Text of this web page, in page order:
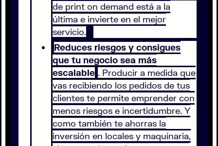
de print on demand está a la
última e invierte en el mejor
servicio.
Reduces riesgos y consigues
que tu negocio sea más
escalable . Producir a medida que
vas recibiendo los pedidos de tus
clientes te permite emprender con
menos riesgos e incertidumbre. Y
como también te ahorras la
inversión en locales y maquinaria,